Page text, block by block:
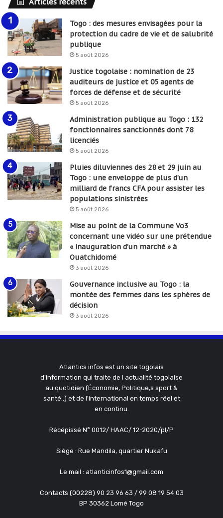
Togo : des mesures envisagées pour la
protection du cadre de vie et de salubrité
publique
5 août 2026
Justice togolaise : nomination de 23
auditeurs de justice et 05 agents de
forces de défense et de sécurité
5 août 2026
Administration publique au Togo : 132
fonctionnaires sanctionnés dont 78
licenciés
5 août 2026
Pluies diluviennes des 28 et 29 juin au
Togo : une enveloppe de plus d’un
milliard de francs CFA pour assister les
populations sinistrées
5 août 2026
Mise au point de la Commune Vo3
concernant une vidéo sur une prétendue
« inauguration d’un marché » à
Ouatchidomé
3 août 2026
Gouvernance inclusive au Togo : la
montée des femmes dans les sphères de
décision
3 août 2026
Atlantics infos est un site togolais
d'information qui traite de l actualité togolaise
au quotidien (Économie, Politique,s sport &
santé..) et de l'international en temps réel et
en continu.
Récépissé N° 0012/ HAAC/ 12-2020/pl/P
Siège : Rue Mandila, quartier Nukafu
Le mail : atlanticinfos1@gmail.com
Contacts (00228) 90 23 96 63 / 99 08 19 54 03
BP 30362 Lomé Togo